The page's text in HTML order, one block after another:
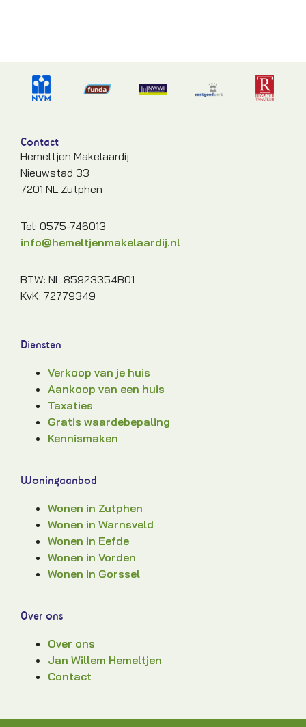
Contact
Hemeltjen Makelaardij
Nieuwstad 33
7201 NL Zutphen
Tel: 0575-746013
info@hemeltjenmakelaardij.nl
BTW: NL 85923354B01
KvK: 72779349
Diensten
Verkoop van je huis
Aankoop van een huis
Taxaties
Gratis waardebepaling
Kennismaken
Woningaanbod
Wonen in Zutphen
Wonen in Warnsveld
Wonen in Eefde
Wonen in Vorden
Wonen in Gorssel
Over ons
Over ons
Jan Willem Hemeltjen
Contact